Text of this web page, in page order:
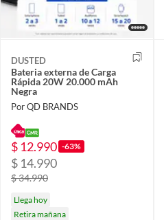
DUSTED
Bateria externa de Carga
Rápida 20W 20.000 mAh
Negra
Por QD BRANDS
$ 12.990 -63%
$ 14.990
$ 34.990
Llega hoy
Retira mañana